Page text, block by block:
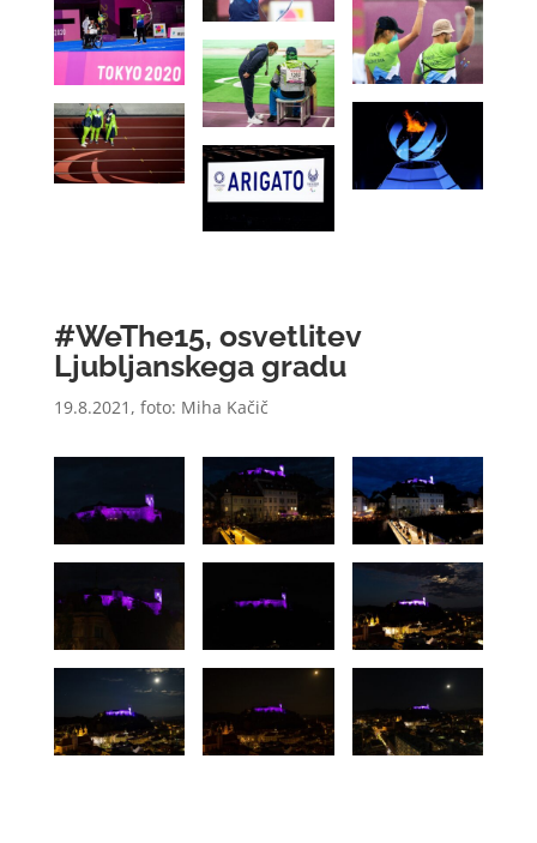
#WeThe15, osvetlitev
Ljubljanskega gradu
19.8.2021 , foto: Miha Kačič